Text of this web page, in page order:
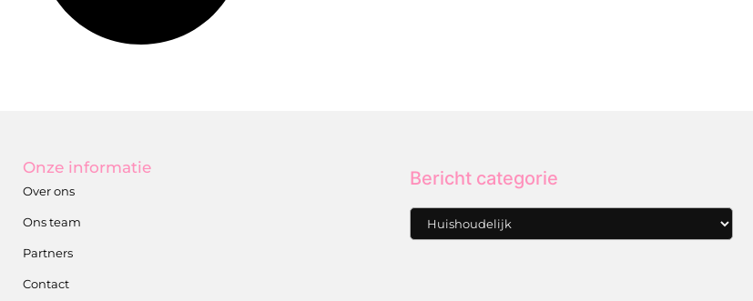
Onze informatie
Over ons
Ons team
Partners
Contact
Bericht categorie